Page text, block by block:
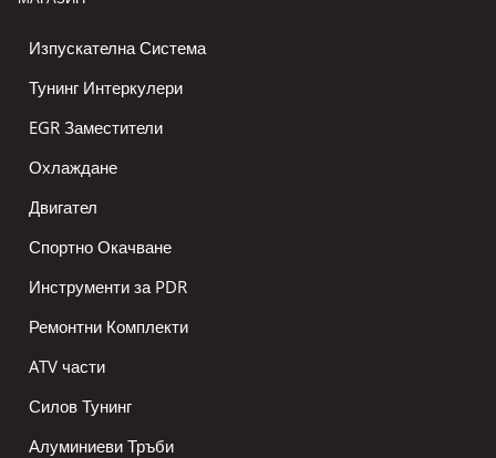
Изпускателна Система
Тунинг Интеркулери
EGR Заместители
Охлаждане
Двигател
Спортно Окачване
Инструменти за PDR
Ремонтни Комплекти
ATV части
Силов Тунинг
Алуминиеви Тръби